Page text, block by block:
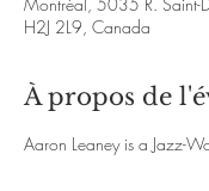
H2J 2L9, Canada
À propos de
Aaron Leaney is a Jazz-